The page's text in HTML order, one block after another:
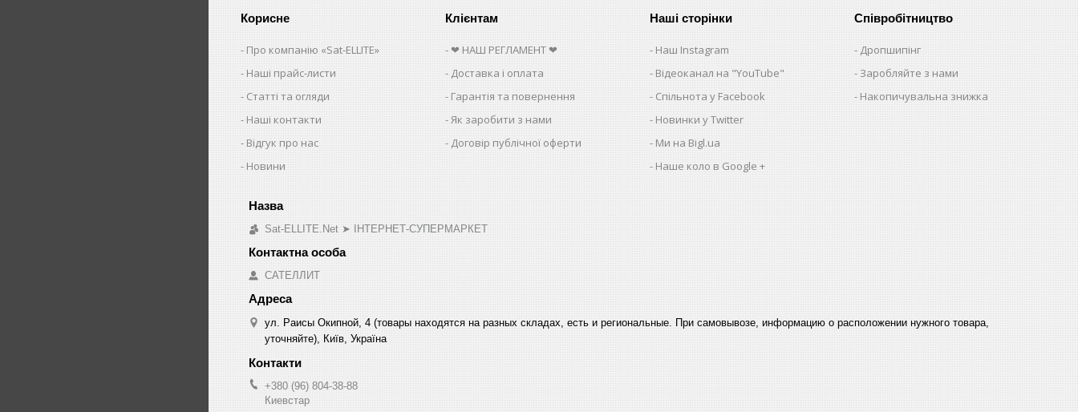
Корисне
Про компанію «Sat-ELLITE»
Наші прайс-листи
Статті та огляди
Наші контакти
Відгук про нас
Новини
Клієнтам
❤ НАШ РЕГЛАМЕНТ ❤
Доставка і оплата
Гарантія та повернення
Як заробити з нами
Договір публічної оферти
Наші сторінки
Наш Instagram
Відеоканал на "YouTube"
Спільнота у Facebook
Новинки у Twitter
Ми на Bigl.ua
Наше коло в Google +
Співробітництво
Дропшипінг
Заробляйте з нами
Накопичувальна знижка
Sat-ELLITE.Net ➤ ІНТЕРНЕТ-СУПЕРМАРКЕТ
САТЕЛЛИТ
ул. Раисы Окипной, 4 (товары находятся на разных складах, есть и региональные. При самовывозе, информацию о расположении нужного товара,
уточняйте), Київ, Україна
+380 (96) 804-38-88
Киевстар